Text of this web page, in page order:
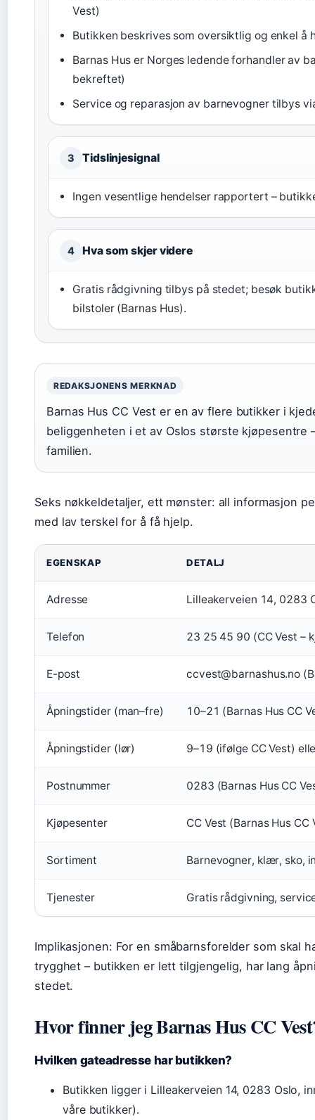
Vest)
Butikken beskrives som oversiktlig og enkel å
Barnas Hus er Norges ledende forhandler av
bekreftet)
Service og reparasjon av barnevogner tilbys
3 Tidslinjesignal
Ingen vesentlige hendelser rapportert –
4 Hva som skjer videre
Gratis rådgivning tilbys på stedet; besøk
bilstoler (Barnas Hus).
REDAKSJONENS MERKNAD
Barnas Hus CC Vest er en av flere butikker i
beliggenheten i et av Oslos største kjøpesentre
familien.
Seks nøkkeldetaljer, ett mønster: all informasjon
med lav terskel for å få hjelp.
EGENSKAP DETALJ
Adresse Lilleakerveien 14, 0283
Telefon 23 25 45 90 (CC Vest –
E-post ccvest@barnashus.no
Åpningstider (man–fre) 10–21 (Barnas Hus CC
Åpningstider (lør) 9–19 (ifølge CC Vest)
Postnummer 0283 (Barnas Hus CC
Kjøpesenter CC Vest (Barnas Hus CC
Sortiment Barnevogner, klær, sko,
Tjenester Gratis rådgivning,
Implikasjonen: For en småbarnsforelder som skal
trygghet – butikken er lett tilgjengelig, har lang
stedet.
Hvor finner jeg Barnas Hus CC
Hvilken gateadresse har butikken?
Butikken ligger i Lilleakerveien 14, 0283 Oslo,
våre butikker).